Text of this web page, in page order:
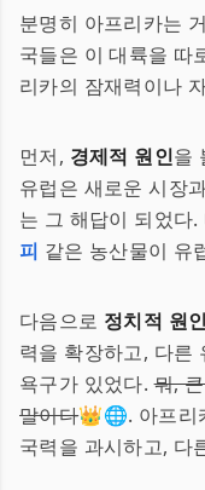
분명히 아프리카는
국들은 이 대륙을 따
리카의 잠재력이나
먼저, 경제적 원인을
유럽은 새로운 시장
는 그 해답이 되었다
피 같은 농산물이 유
다음으로 정치적 원인
력을 확장하고, 다른
욕구가 있었다.뭐,
말이다👑🌐. 아프리
국력을 과시하고, 다